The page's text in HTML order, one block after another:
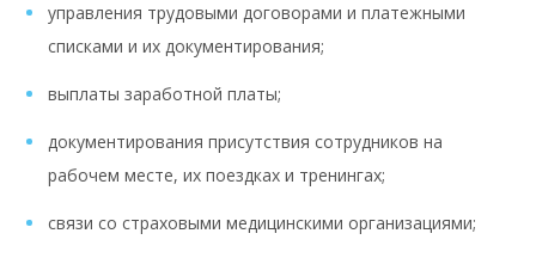
управления трудовыми договорами и платежными
списками и их документирования;
выплаты заработной платы;
документирования присутствия сотрудников на
рабочем месте, их поездках и тренингах;
связи со страховыми медицинскими организациями;